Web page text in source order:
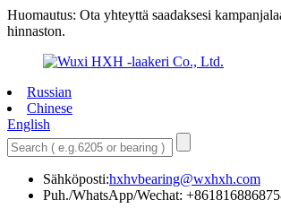
Huomautus: Ota yhteyttä saadaksesi
hinnaston.
Russian
Chinese
English
Sähköposti:hxhvbearing@wxhxh.com
Puh./WhatsApp/Wechat: